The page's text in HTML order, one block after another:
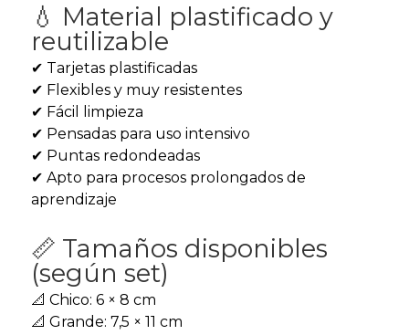
💧 Material plastificado y
reutilizable
✔ Tarjetas plastificadas
✔ Flexibles y muy resistentes
✔ Fácil limpieza
✔ Pensadas para uso intensivo
✔ Puntas redondeadas
✔ Apto para procesos prolongados de
aprendizaje
📏 Tamaños disponibles
(según set)
📐 Chico: 6 × 8 cm
📐 Grande: 7,5 × 11 cm